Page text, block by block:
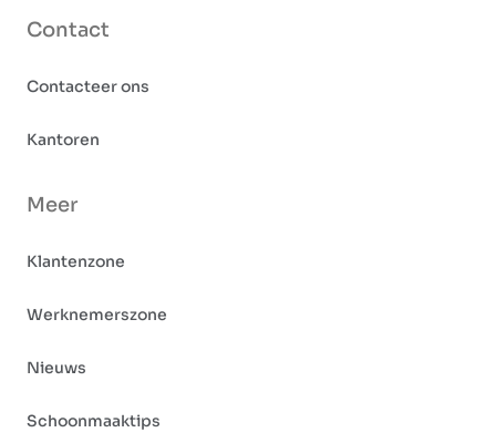
Contact
Contacteer ons
Kantoren
Meer
Klantenzone
Werknemerszone
Nieuws
Schoonmaaktips